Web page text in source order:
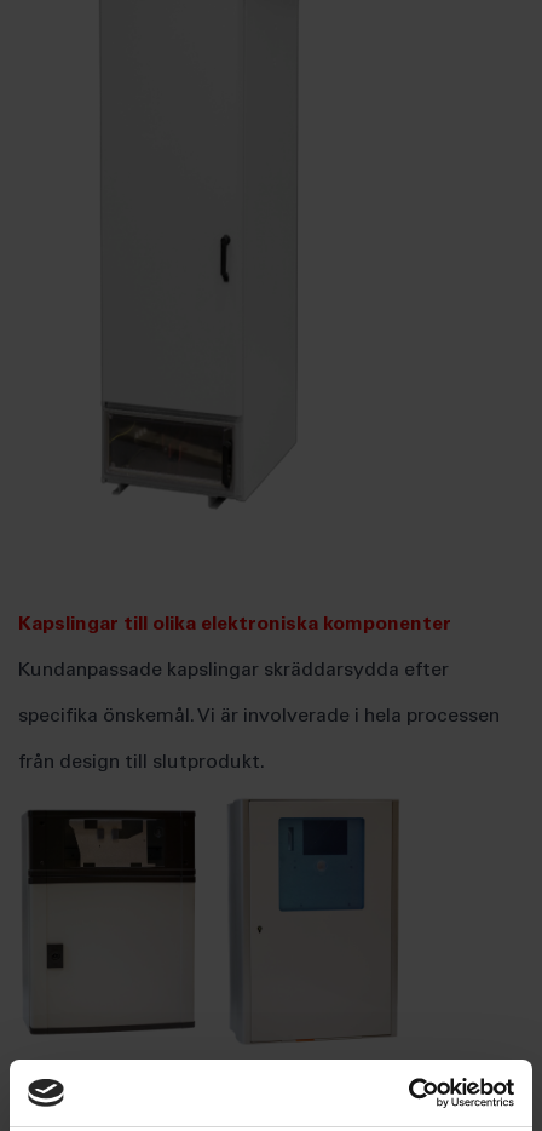
Kapslingar till olika elektroniska komponenter
Kundanpassade kapslingar skräddarsydda efter
specifika önskemål. Vi är involverade i hela processen
från design till slutprodukt.